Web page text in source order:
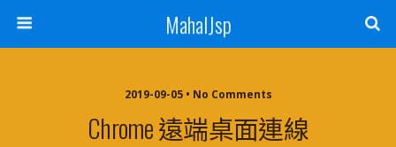
MahalJsp
2019-09-05 • No Comments
Chrome 遠端桌面連線